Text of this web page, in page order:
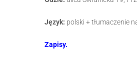
Język: polski + tłumaczenie
Zapisy.